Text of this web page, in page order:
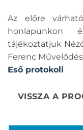
Az előre
honlapunkon
tájékoztatjuk
Ferenc
Eső protokoll